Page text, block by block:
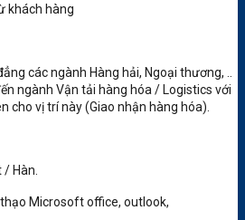
khách hàng
các ngành Hàng hải, Ngoại thương, ..
ngành Vận tải hàng hóa / Logistics với
cho vị trí này (Giao nhận hàng hóa).
Hàn.
Microsoft office, outlook,